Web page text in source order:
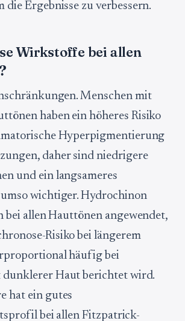
die Ergebnisse zu verbessern.
Wirkstoffe bei allen
Menschen mit
haben ein höheres Risiko
Hyperpigmentierung
daher sind niedrigere
und ein langsameres
wichtiger. Hydrochinon
allen Hauttönen angewendet,
Risiko bei längerem
häufig bei
dunklerer Haut berichtet wird.
hat ein gutes
bei allen Fitzpatrick-